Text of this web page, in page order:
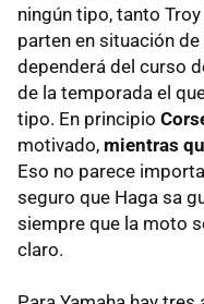
ningún tipo, tanto
parten en situación
dependerá del curso
de la temporada el
tipo. En principio
motivado, mientras
Eso no parece
seguro que Haga sa
siempre que la moto
claro.